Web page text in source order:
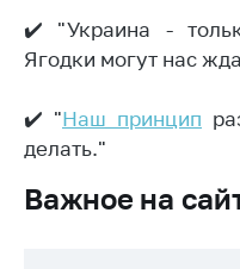
сотрудничество
Применение
нетарифного
Биржевая
✔️ "Украина -
Ягодки могут нас
✔️ "Наш принцип
делать."
Важное на